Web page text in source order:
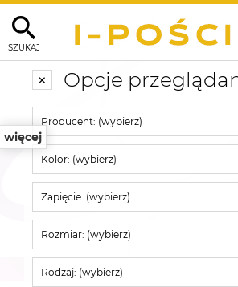
SZUKAJ
więcej
Opcje
Producent: (wybierz)
Kolor: (wybierz)
Zapięcie: (wybierz)
Rozmiar: (wybierz)
Rodzaj: (wybierz)